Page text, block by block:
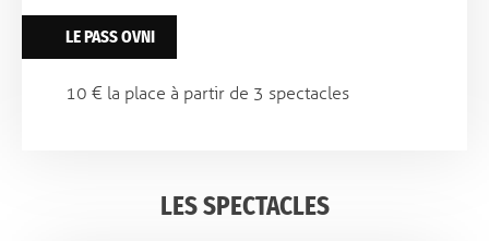
LE PASS OVNI
10 € la place à partir de 3 spectacles
LES SPECTACLES